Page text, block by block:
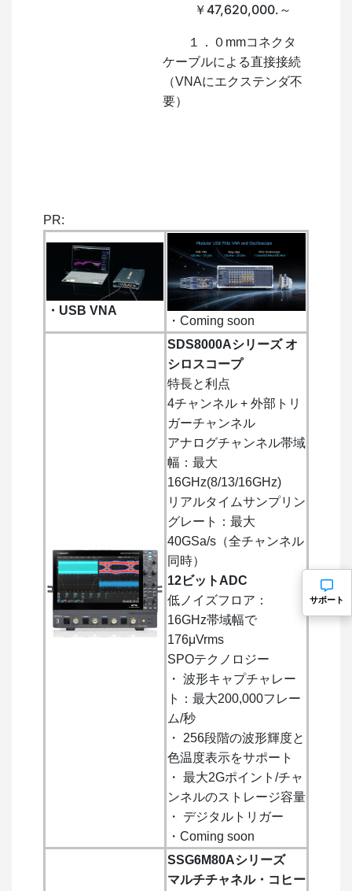
￥47,620,000.～
１．０mmコネクタ
ケーブルによる直接接続
（VNAにエクステンダ不
要）
PR:
・USB VNA
・Coming soon
SDS8000Aシリーズ オ
シロスコープ
特長と利点
4チャンネル + 外部トリ
ガーチャンネル
アナログチャンネル帯域
幅：最大
16GHz(8/13/16GHz)
リアルタイムサンプリン
グレート：最大
40GSa/s（全チャンネル
同時）
12ビットADC
低ノイズフロア：
16GHz帯域幅で
176μVrms
SPOテクノロジー
・ 波形キャプチャレー
ト：最大200,000フレー
ム/秒
・ 256段階の波形輝度と
色温度表示をサポート
・ 最大2Gポイント/チャ
ンネルのストレージ容量
・ デジタルトリガー
・Coming soon
SSG6M80Aシリーズ
マルチチャネル・コヒー
サポート